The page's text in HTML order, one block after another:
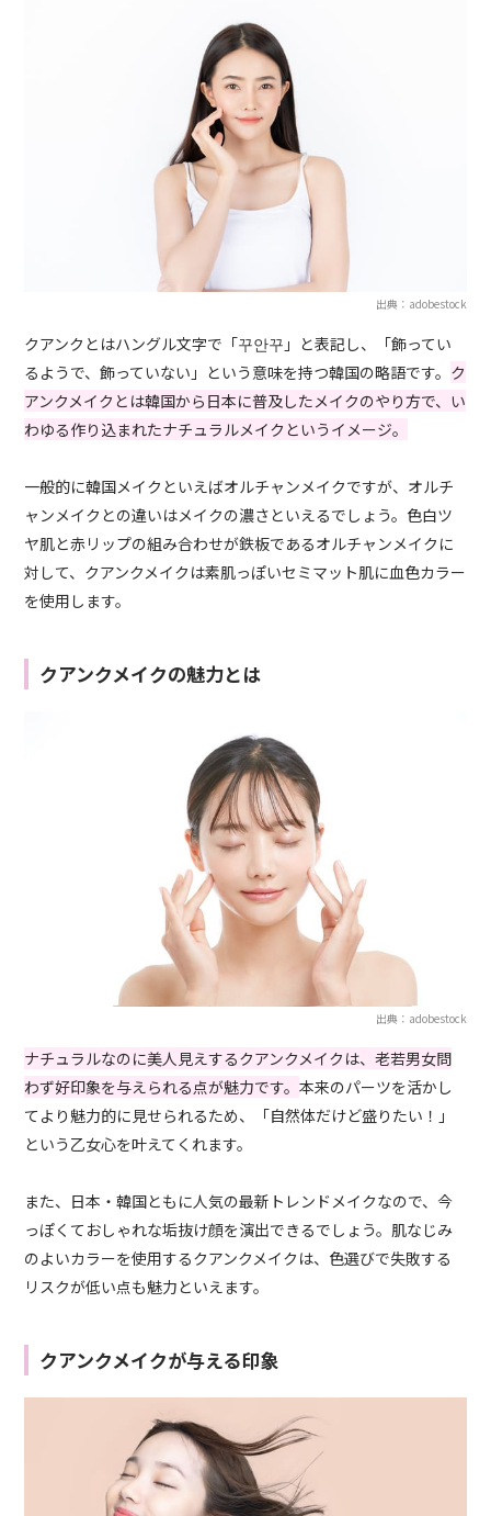
出典：adobestock
クアンクとはハングル文字で「꾸안꾸」と表記し、「飾ってい
るようで、飾っていない」という意味を持つ韓国の略語です。 ク
アンクメイクとは韓国から日本に普及したメイクのやり方で、い
わゆる作り込まれたナチュラルメイクというイメージ。
一般的に韓国メイクといえばオルチャンメイクですが、オルチ
ャンメイクとの違いはメイクの濃さといえるでしょう。色白ツ
ヤ肌と赤リップの組み合わせが鉄板であるオルチャンメイクに
対して、クアンクメイクは素肌っぽいセミマット肌に血色カラー
を使用します。
クアンクメイクの魅力とは
出典：adobestock
ナチュラルなのに美人見えするクアンクメイクは、老若男女問
わず好印象を与えられる点が魅力です。本来のパーツを活かし
てより魅力的に見せられるため、「自然体だけど盛りたい！」
という乙女心を叶えてくれます。
また、日本・韓国ともに人気の最新トレンドメイクなので、今
っぽくておしゃれな垢抜け顔を演出できるでしょう。肌なじみ
のよいカラーを使用するクアンクメイクは、色選びで失敗する
リスクが低い点も魅力といえます。
クアンクメイクが与える印象